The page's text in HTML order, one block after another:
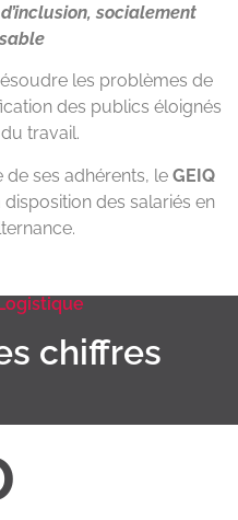
socialement
les problèmes de
des publics éloignés
travail.
de ses adhérents, le GEIQ
des salariés en
chiffres